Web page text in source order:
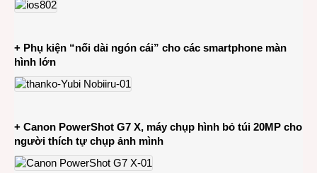
+ Phụ kiện “nối dài ngón cái” cho các smartphone màn
hình lớn
+ Canon PowerShot G7 X, máy chụp hình bỏ túi 20MP cho
người thích tự chụp ảnh mình